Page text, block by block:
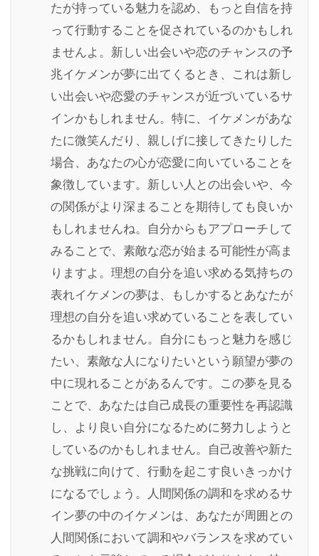
たが持っている魅力を認め、もっと自信を持
って行動することを促されているのかもしれ
ませんよ。新しい出会いや恋のチャンスの予
兆イケメンが夢に出てくるとき、これは新し
い出会いや恋愛のチャンスが近づいているサ
インかもしれません。特に、イケメンがあな
たに微笑んだり、親しげに接してきたりした
場合、あなたの心が恋愛に向いていることを
象徴しています。新しい人との出会いや、今
の関係がより深まることを期待しても良いか
もしれませんね。自分からもアプローチして
みることで、素敵な恋が始まる可能性が高ま
りますよ。理想の自分を追い求める気持ちの
表れイケメンの夢は、もしかするとあなたが
理想の自分を追い求めていることを表してい
るかもしれません。自分にもっと魅力を感じ
たい、素敵な人になりたいという願望が夢の
中に現れることがあるんです。この夢を見る
ことで、あなたは自己成長の重要性を再認識
し、より良い自分になるために努力しようと
しているのかもしれません。自己改善や新た
な挑戦に向けて、行動を起こす良いきっかけ
になるでしょう。人間関係の調和を求めるサ
イン夢の中のイケメンは、あなたが周囲との
人間関係において調和やバランスを求めてい